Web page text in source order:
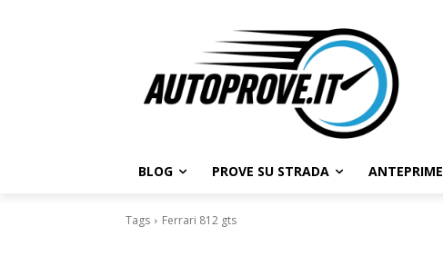
BLOG PROVE SU STRADA ANTEPRIME
Tags Ferrari 812 gts